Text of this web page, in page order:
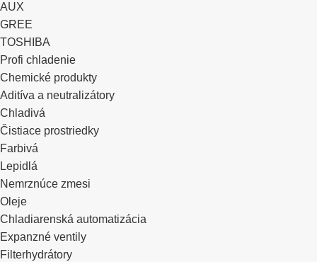
AUX
GREE
TOSHIBA
Profi chladenie
Chemické produkty
Aditíva a neutralizátory
Chladivá
Čistiace prostriedky
Farbivá
Lepidlá
Nemrznúce zmesi
Oleje
Chladiarenská automatizácia
Expanzné ventily
Filterhydrátory